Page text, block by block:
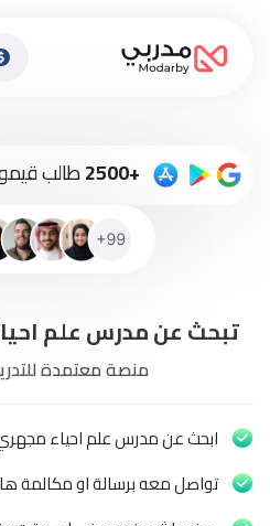
الاّن
لطاقم
المدرسين
أونلاين
باقات
+2500 طالب
تبحث عن مدرس علم
منصة معتمدة
ابحث عن مدرس علم احياء مجهري
تواصل معه برسالة او مكالمة